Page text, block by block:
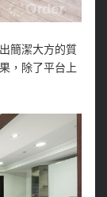
簡潔大方的質
，除了平台上